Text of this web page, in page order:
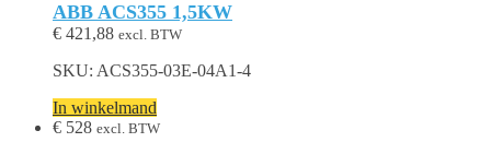
ABB ACS355 1,5KW
€ 421,88 excl. BTW
SKU: ACS355-03E-04A1-4
In winkelmand
€ 528 excl. BTW